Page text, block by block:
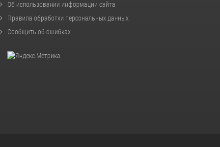
Об использовании информации сайта
Правила обработки персональных данных
Сообщить об ошибках